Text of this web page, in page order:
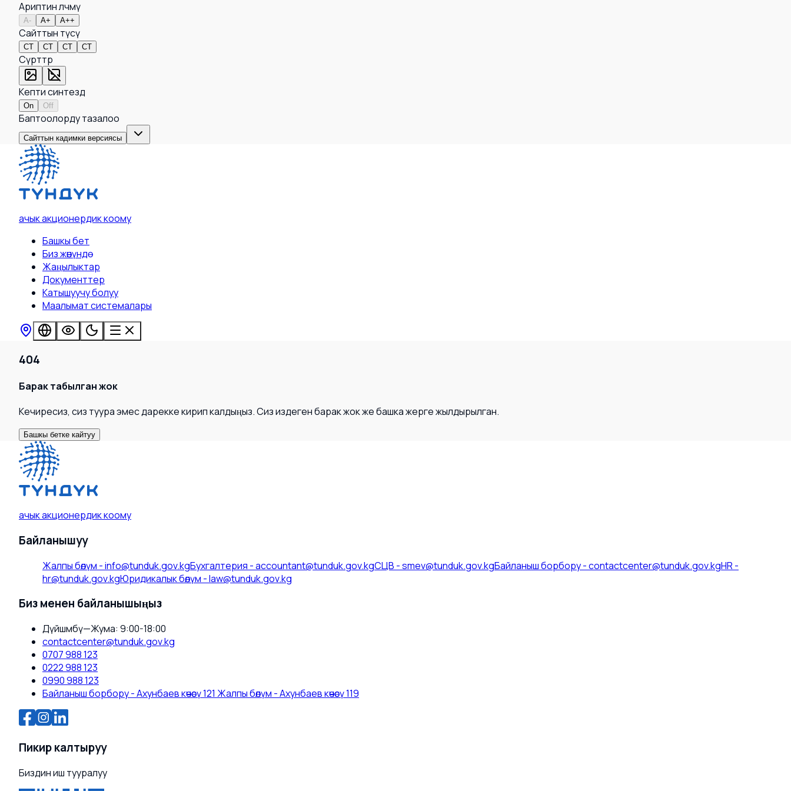
Ариптин өлчөмү
A- A+ A++
Сайттын түсү
СТ СТ СТ СТ
Сүрөттөр
Кепти синтездөө
On Off
Баптоолорду тазалоо
Сайттын кадимки версиясы
ачык акционердик коому
Башкы бет
Биз жөнүндө
Жаңылыктар
Документтер
Катышуучу болуу
Маалымат системалары
404
Барак табылган жок
Кечиресиз, сиз туура эмес дарекке кирип калдыңыз. Сиз издеген барак жок же башка жерге жылдырылган.
Башкы бетке кайтуу
ачык акционердик коому
Байланышуу
Жалпы бөлүм -info@tunduk.gov.kgБухгалтерия -accountant@tunduk.gov.kgСЦВ -smev@tunduk.gov.kgБайланыш борбору-contactcenter@tunduk.gov.kgHR-
hr@tunduk.gov.kgЮридикалык бөлүм -law@tunduk.gov.kg
Биз менен байланышыңыз
Дүйшөмбү—Жума: 9:00-18:00
contactcenter@tunduk.gov.kg
0707 988 123
0222 988 123
0990 988 123
Байланыш борбору - Ахунбаев көчөсү 121 Жалпы бөлүм - Ахунбаев көчөсү 119
Пикир калтыруу
Биздин иш тууралуу